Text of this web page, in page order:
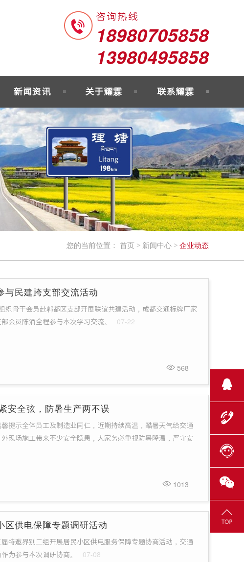
咨询热线
18980705858
13980495858
新闻资讯 关于耀霖 联系耀霖
您的当前位置： 首页 > 新闻中心 > 企业动态
与民建跨支部交流活动
织骨干会员赴郫都区支部开展联谊共建活动，成都交通标牌厂家
会员陈涌全程参与本次学习交流。
07-22
568
安全弦，防暑生产两不误
提示全体员工及制造业同仁，近期持续高温，酷暑天气给交通
现场施工带来不少安全隐患，大家务必重视防暑降温，严守安
1013
区供电保障专题调研活动
特邀界别二组开展居民小区供电服务保障专题协商活动，交通
为参与本次调研协商。
07-08